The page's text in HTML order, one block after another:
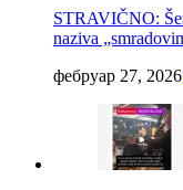
STRAVIČNO:
naziva
фебруар 27, 2026